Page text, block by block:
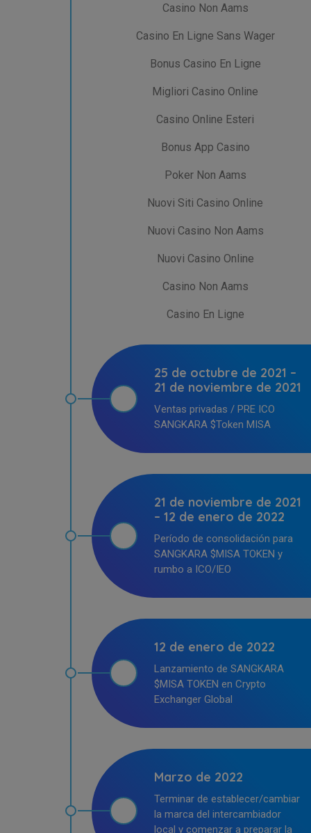
Casino Non Aams
Casino En Ligne Sans Wager
Bonus Casino En Ligne
Migliori Casino Online
Casino Online Esteri
Bonus App Casino
Poker Non Aams
Nuovi Siti Casino Online
Nuovi Casino Non Aams
Nuovi Casino Online
Casino Non Aams
Casino En Ligne
25 de octubre de 2021 –
21 de noviembre de 2021
Ventas privadas / PRE ICO
SANGKARA $Token MISA
21 de noviembre de 2021
– 12 de enero de 2022
Período de consolidación para
SANGKARA $MISA TOKEN y
rumbo a ICO/IEO
12 de enero de 2022
Lanzamiento de SANGKARA
$MISA TOKEN en Crypto
Exchanger Global
Marzo de 2022
Terminar de establecer/cambiar
la marca del intercambiador
local y comenzar a preparar la